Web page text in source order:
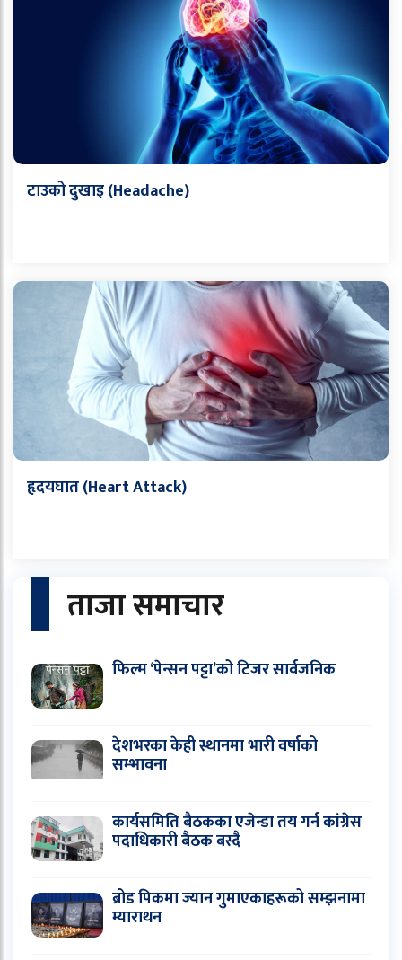
टाउको दुखाइ (Headache)
हृदयघात (Heart Attack)
ताजा समाचार
फिल्म ‘पेन्सन पट्टा’को टिजर सार्वजनिक
देशभरका केही स्थानमा भारी वर्षाको
सम्भावना
कार्यसमिति बैठकका एजेन्डा तय गर्न कांग्रेस
पदाधिकारी बैठक बस्दै
ब्रोड पिकमा ज्यान गुमाएकाहरूको सम्झनामा
म्याराथन